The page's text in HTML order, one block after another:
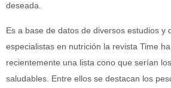
deseada.
Es a base de datos de diversos estudios y
especialistas en nutrición la revista Time
recientemente una lista cono que serían
saludables. Entre ellos se destacan los